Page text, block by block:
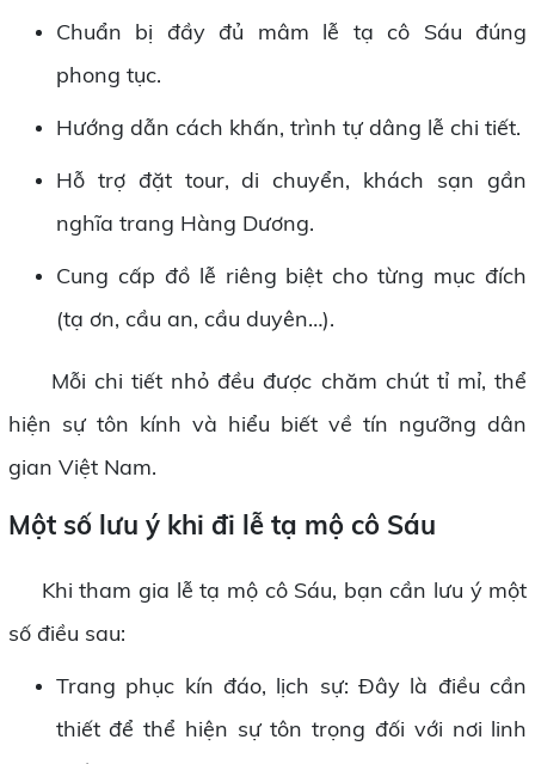
Chuẩn bị đầy đủ mâm lễ tạ cô Sáu đúng
phong tục.
Hướng dẫn cách khấn, trình tự dâng lễ chi tiết.
Hỗ trợ đặt tour, di chuyển, khách sạn gần
nghĩa trang Hàng Dương.
Cung cấp đồ lễ riêng biệt cho từng mục đích
(tạ ơn, cầu an, cầu duyên…).
Mỗi chi tiết nhỏ đều được chăm chút tỉ mỉ, thể
hiện sự tôn kính và hiểu biết về tín ngưỡng dân
gian Việt Nam.
Một số lưu ý khi đi lễ tạ mộ cô Sáu
Khi tham gia lễ tạ mộ cô Sáu, bạn cần lưu ý một
số điều sau:
Trang phục kín đáo, lịch sự: Đây là điều cần
thiết để thể hiện sự tôn trọng đối với nơi linh